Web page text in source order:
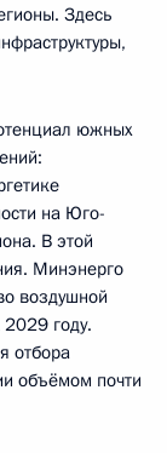
Здесь
южных
на Юго-
В этой
Минэнерго
воздушной
году.
отбора
объёмом почти